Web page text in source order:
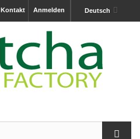
Deutsch
Anmelden
Kontakt